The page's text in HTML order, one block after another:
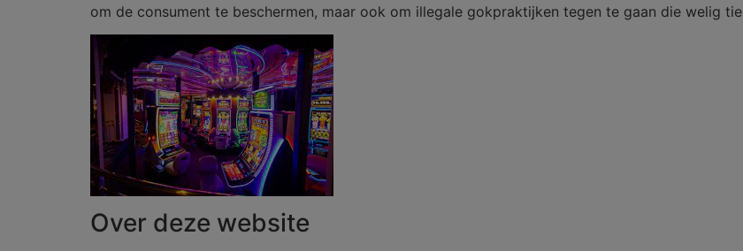
om de consument te beschermen, maar ook om illegale gokpraktijken tegen te gaan die welig
Over deze website